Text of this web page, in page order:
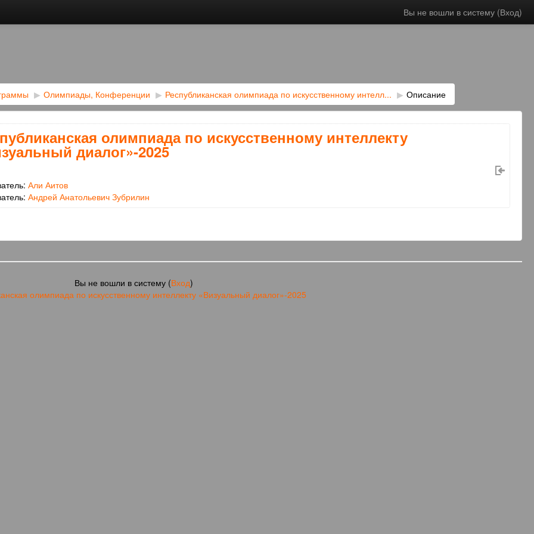
Вы не вошли в систему (Вход)
▶︎ Олимпиады, Конференции ▶︎ Республиканская олимпиада по искусственному интелл... ▶︎ Описание
олимпиада по искусственному интеллекту
диалог»-2025
Али Аитов
Андрей Анатольевич Зубрилин
Вы не вошли в систему (Вход)
олимпиада по искусственному интеллекту «Визуальный диалог»-2025